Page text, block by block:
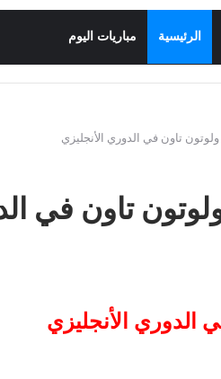
الرئيسية مباريات اليوم
تاون في الدوري الأنجليزي
تاون في
الدوري الأنجليزي